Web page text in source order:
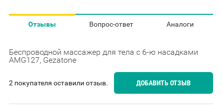
Отзывы Вопрос-ответ Аналоги
Беспроводной массажер для тела с 6-ю насадками
AMG127, Gezatone
2 покупателя оставили отзыв. ДОБАВИТЬ ОТЗЫВ